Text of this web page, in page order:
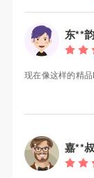
东**
现在像这样的精品
嘉**